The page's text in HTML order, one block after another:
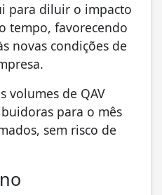
para diluir o impacto
tempo, favorecendo
novas condições de
volumes de QAV
para o mês
sem risco de